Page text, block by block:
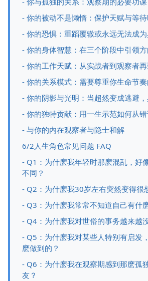
- 你的被动不是懒惰：保护天赋与等
- 你的恐惧：重蹈覆辙或永远无法成
- 你的身体智慧：在三个阶段中引领方
- 你的工作天赋：从实战者到观察者
- 你的关系模式：需要尊重你生命节
- 你的阴影与光明：当超然变成逃避
- 你的独特贡献：用一生示范如何从
- 与你的内在观察者与隐士和解
6/2人生角色常见问题 FAQ
- Q1：为什麽我年轻时那麽混乱，好
不同？
- Q2：为什麽我30岁左右突然变得很
- Q3：为什麽我常常不知道自己有什
- Q4：为什麽我对世俗的事务越来越
- Q5：为什麽我对某些人特别有启发
麽做到的？
- Q6：为什麽我在观察期感到那麽孤
友？